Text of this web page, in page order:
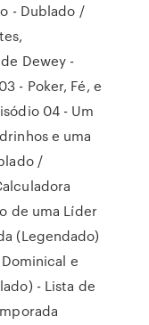
- Dublado /
Dewey -
- Poker, Fé, e
04 - Um
e uma
/
de uma Líder
(Legendado)
e
- Lista de